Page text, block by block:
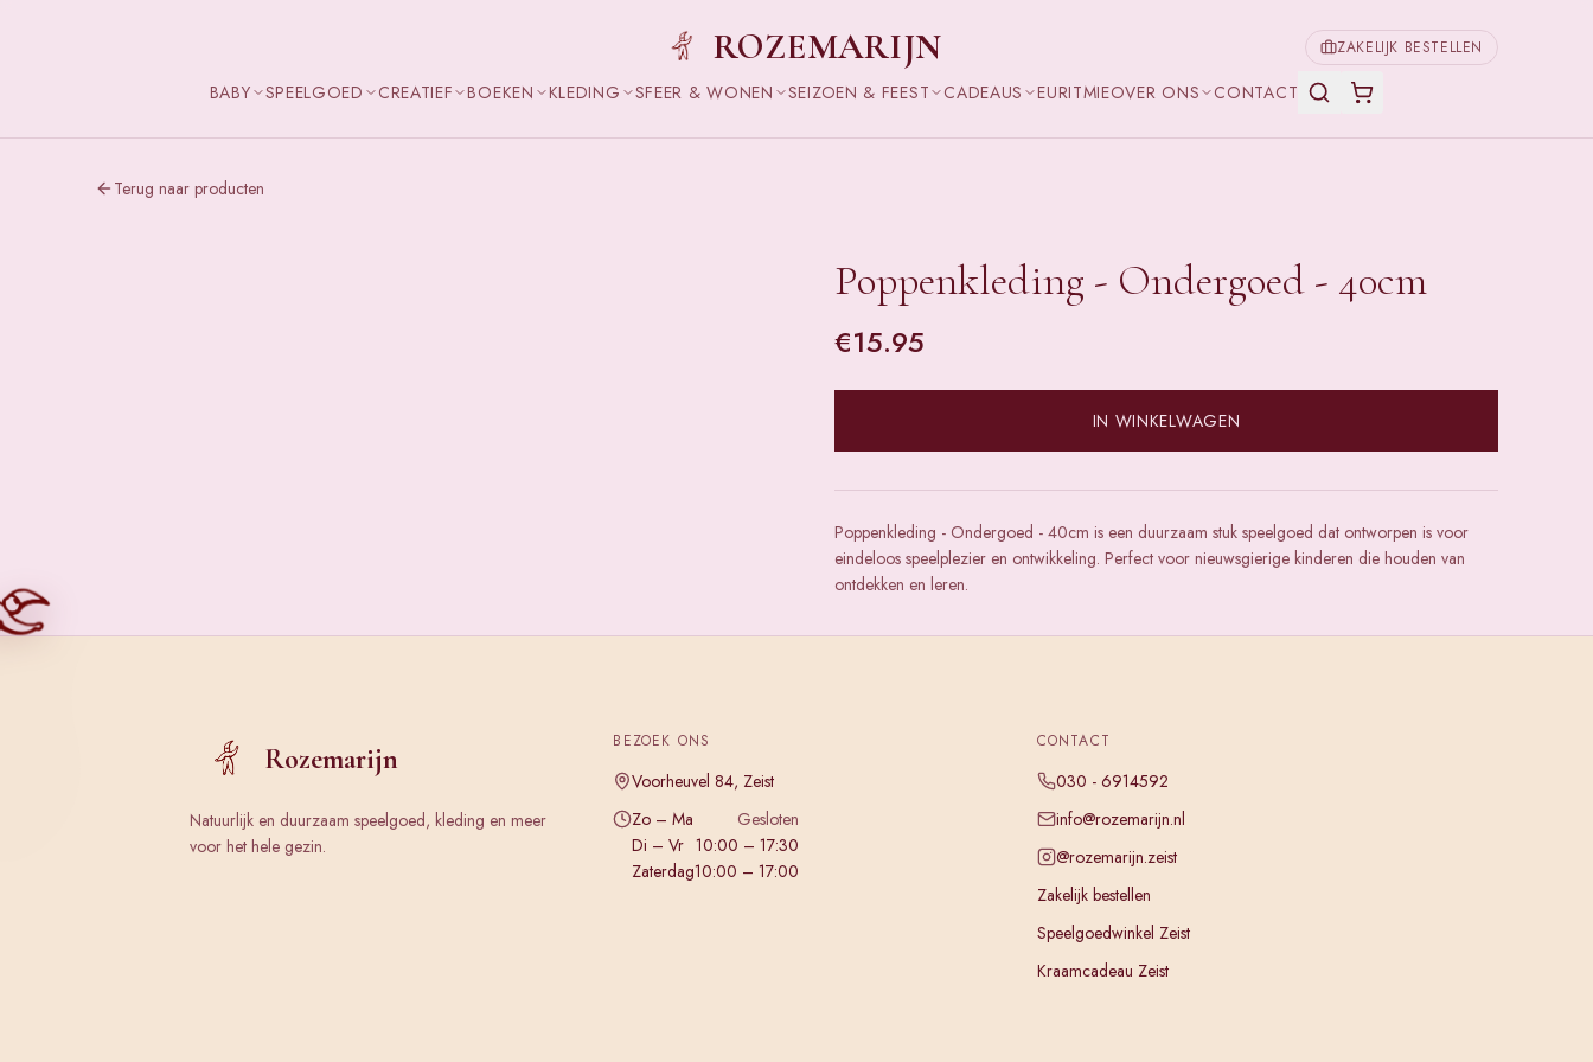
ROZEMARIJN ZAKELIJK BESTELLEN
BABY SPEELGOED CREATIEF BOEKEN KLEDING SFEER & WONEN SEIZOEN & FEEST CADEAUS EURITMIEOVER ONS CONTACT
Terug naar producten
Poppenkleding - Ondergoed - 40cm
€15.95
IN WINKELWAGEN
Poppenkleding - Ondergoed - 40cm is een duurzaam stuk speelgoed dat ontworpen is voor
eindeloos speelplezier en ontwikkeling. Perfect voor nieuwsgierige kinderen die houden van
ontdekken en leren.
Rozemarijn
Natuurlijk en duurzaam speelgoed, kleding en meer
voor het hele gezin.
BEZOEK ONS
Voorheuvel 84, Zeist
Zo – Ma
Gesloten
Di – Vr 10:00 – 17:30
Zaterdag10:00 – 17:00
CONTACT
030 - 6914592
info@rozemarijn.nl
@rozemarijn.zeist
Zakelijk bestellen
Speelgoedwinkel Zeist
Kraamcadeau Zeist